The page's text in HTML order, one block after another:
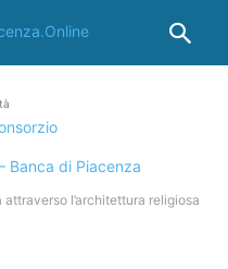
l’architettura religiosa